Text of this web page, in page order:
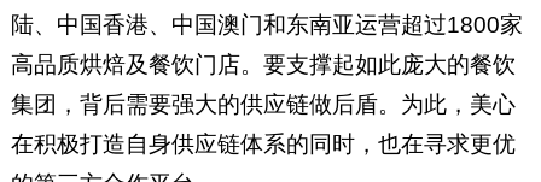
陆、中国香港、中国澳门和东南亚运营超过1800家
高品质烘焙及餐饮门店。要支撑起如此庞大的餐饮
集团，背后需要强大的供应链做后盾。为此，美心
在积极打造自身供应链体系的同时，也在寻求更优